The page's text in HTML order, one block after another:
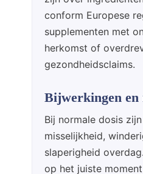
conform Europese
supplementen met
herkomst of
gezondheidsclaims.
Bijwerkingen en
Bij normale dosis
misselijkheid,
slaperigheid
op het juiste